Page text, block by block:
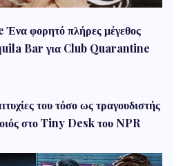
φορητό πλήρες μέγεθος
Bar για Club Quarantine
του τόσο ως τραγουδιστής
στο Tiny Desk του NPR